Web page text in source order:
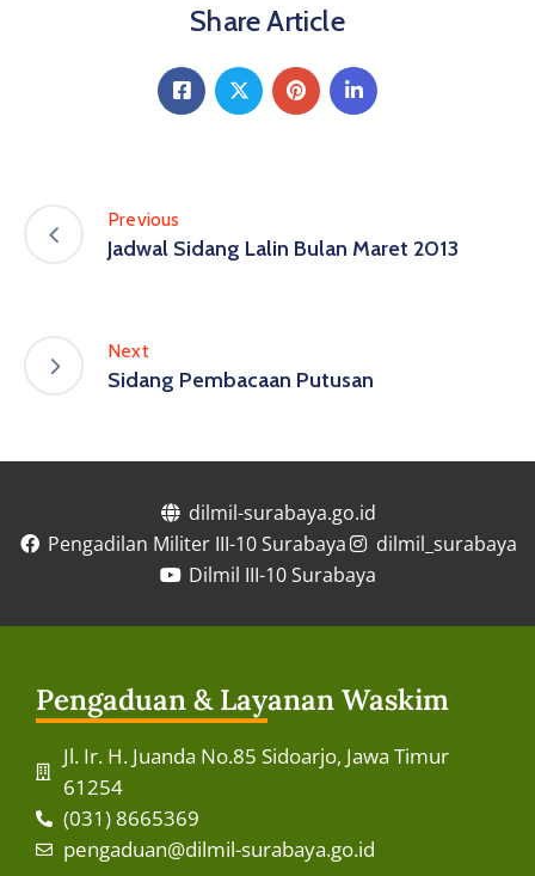
Share Article
Previous
Jadwal Sidang Lalin Bulan Maret 2013
Next
Sidang Pembacaan Putusan
dilmil-surabaya.go.id
Pengadilan Militer III-10 Surabaya
dilmil_surabaya
Dilmil III-10 Surabaya
Pengaduan & Layanan Waskim
Jl. Ir. H. Juanda No.85 Sidoarjo, Jawa Timur
61254
(031) 8665369
pengaduan@dilmil-surabaya.go.id